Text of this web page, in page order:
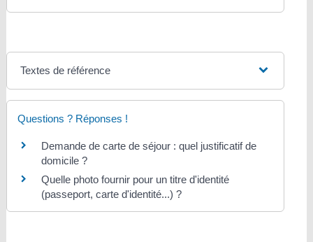
Textes de référence
Questions ? Réponses !
Demande de carte de séjour : quel justificatif de
domicile ?
Quelle photo fournir pour un titre d'identité
(passeport, carte d'identité...) ?